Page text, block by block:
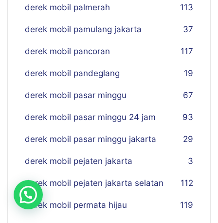
derek mobil palmerah 113
derek mobil pamulang jakarta 37
derek mobil pancoran 117
derek mobil pandeglang 19
derek mobil pasar minggu 67
derek mobil pasar minggu 24 jam 93
derek mobil pasar minggu jakarta 29
derek mobil pejaten jakarta 3
derek mobil pejaten jakarta selatan 112
derek mobil permata hijau 119